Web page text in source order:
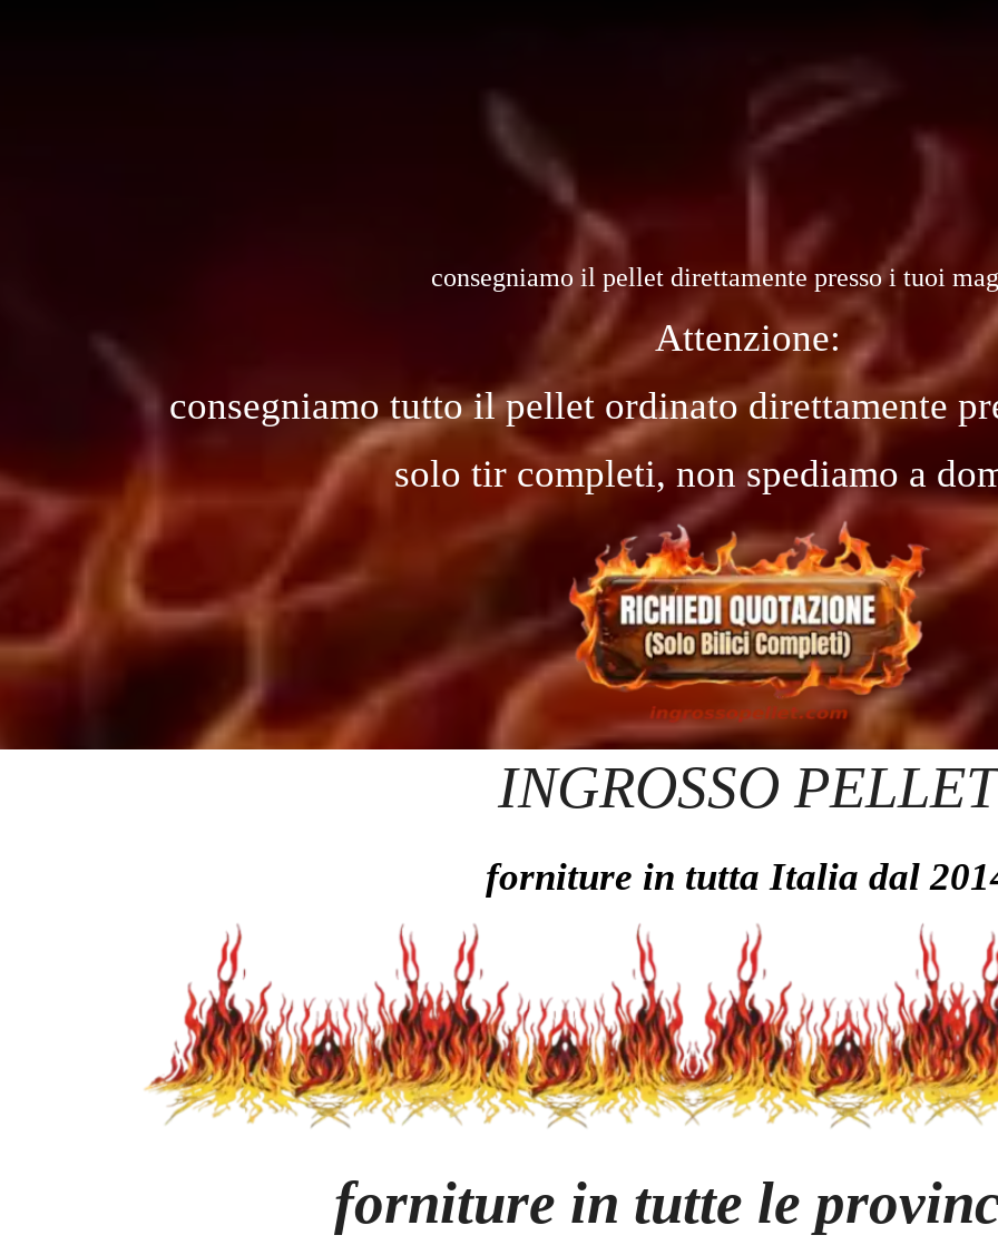
consegniamo il pellet direttamente presso i tuoi
Attenzione:
consegniamo tutto il pellet ordinato direttamente
solo tir completi, non spediamo a
INGROSSO PELLET
forniture in tutta Italia dal
forniture in tutte le